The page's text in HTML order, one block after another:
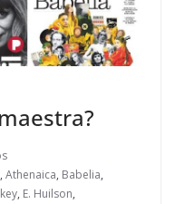
, Athenaica, Babelia,
, E. Huilson,